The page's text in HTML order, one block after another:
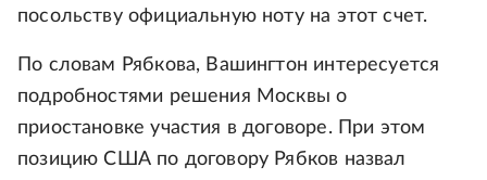
посольству официальную ноту на этот счет.
По словам Рябкова, Вашингтон интересуется
подробностями решения Москвы о
приостановке участия в договоре. При этом
позицию США по договору Рябков назвал